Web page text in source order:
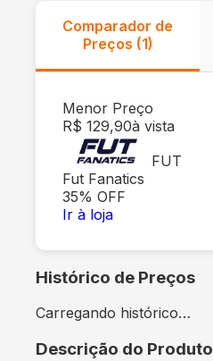
Comparador de
Preços (1)
Menor Preço
R$ 129,90à vista
FUT
Fut Fanatics
35% OFF
Ir à loja
Histórico de Preços
Carregando histórico…
Descrição do Produto